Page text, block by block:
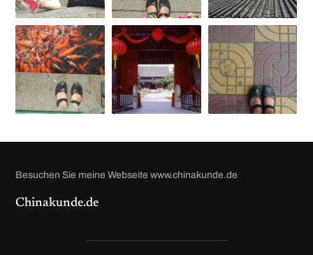
Besuchen Sie meine Webseite www.chinakunde.de
Chinakunde.de